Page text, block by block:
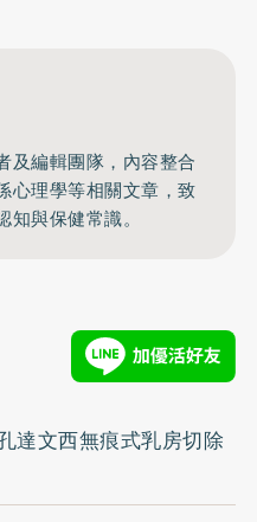
及編輯團隊，內容整合
心理學等相關文章，致
與保健常識。
達文西無痕式乳房切除